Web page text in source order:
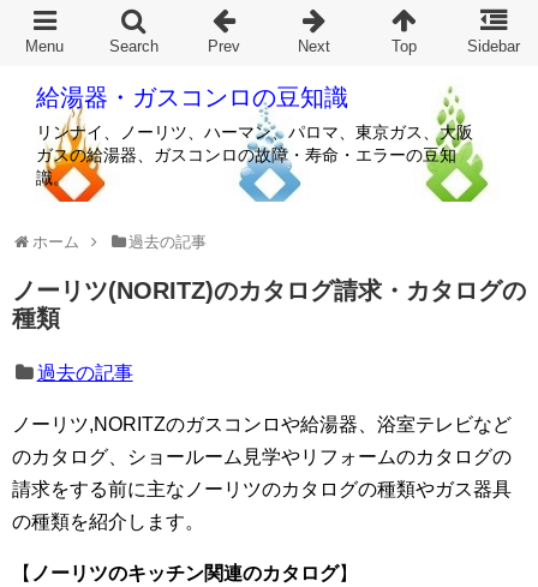
給湯器・ガスコンロの豆知識
リンナイ、ノーリツ、ハーマン、パロマ、東京ガス、大阪
ガスの給湯器、ガスコンロの故障・寿命・エラーの豆知
識。
ホーム 過去の記事
ノーリツ(NORITZ)のカタログ請求・カタログの
種類
過去の記事
ノーリツ,NORITZのガスコンロや給湯器、浴室テレビなど
のカタログ、ショールーム見学やリフォームのカタログの
請求をする前に主なノーリツのカタログの種類やガス器具
の種類を紹介します。
【 ノーリツのキッチン関連のカタログ】